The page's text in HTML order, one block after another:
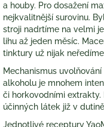
a houby. Pro dosažení
nejkvalitnější surovinu.
stroji nadrtíme na velmi
lihu až jeden měsíc.
tinktury už nijak
Mechanismus
alkoholu je mnohem
či horkovodními
účinných látek již v
Jednotlivé receptury